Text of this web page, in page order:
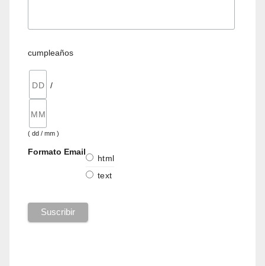
cumpleaños
/
( dd / mm )
Formato Email
html
text